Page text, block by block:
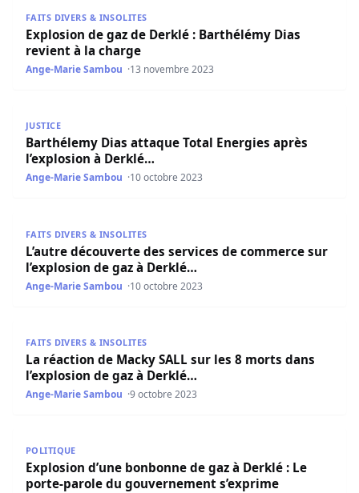
FAITS DIVERS & INSOLITES
Explosion de gaz de Derklé : Barthélémy Dias
revient à la charge
Ange-Marie Sambou 13 novembre 2023
JUSTICE
Barthélemy Dias attaque Total Energies après
l’explosion à Derklé…
Ange-Marie Sambou 10 octobre 2023
FAITS DIVERS & INSOLITES
L’autre découverte des services de commerce sur
l’explosion de gaz à Derklé…
Ange-Marie Sambou 10 octobre 2023
FAITS DIVERS & INSOLITES
La réaction de Macky SALL sur les 8 morts dans
l’explosion de gaz à Derklé…
Ange-Marie Sambou 9 octobre 2023
POLITIQUE
Explosion d’une bonbonne de gaz à Derklé : Le
porte-parole du gouvernement s’exprime